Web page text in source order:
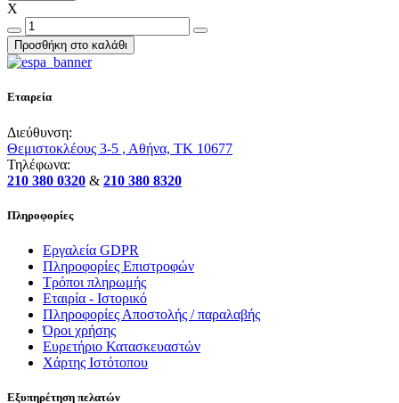
X
Προσθήκη στο καλάθι
Εταιρεία
Διεύθυνση:
Θεμιστοκλέους 3-5 , Αθήνα, ΤΚ 10677
Τηλέφωνα:
210 380 0320 & 210 380 8320
Πληροφορίες
Εργαλεία GDPR
Πληροφορίες Επιστροφών
Τρόποι πληρωμής
Εταιρία - Ιστορικό
Πληροφορίες Αποστολής / παραλαβής
Όροι χρήσης
Ευρετήριο Κατασκευαστών
Χάρτης Ιστότοπου
Εξυπηρέτηση πελατών